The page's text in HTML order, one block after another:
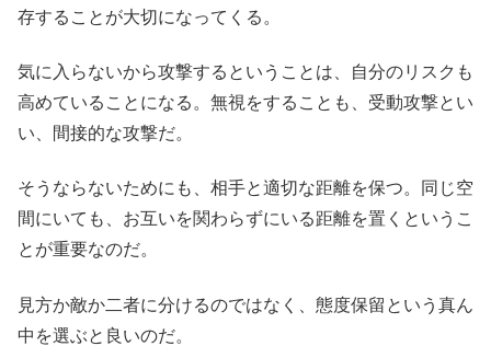
存することが大切になってくる。
気に入らないから攻撃するということは、自分のリスクも
高めていることになる。無視をすることも、受動攻撃とい
い、間接的な攻撃だ。
そうならないためにも、相手と適切な距離を保つ。同じ空
間にいても、お互いを関わらずにいる距離を置くというこ
とが重要なのだ。
見方か敵か二者に分けるのではなく、態度保留という真ん
中を選ぶと良いのだ。